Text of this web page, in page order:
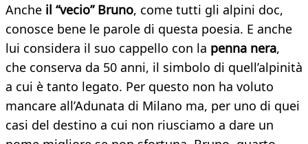
Anche il “vecio” Bruno, come tutti gli alpini doc,
conosce bene le parole di questa poesia. E anche
lui considera il suo cappello con la penna nera,
che conserva da 50 anni, il simbolo di quell’alpinità
a cui è tanto legato. Per questo non ha voluto
mancare all’Adunata di Milano ma, per uno di quei
casi del destino a cui non riusciamo a dare un